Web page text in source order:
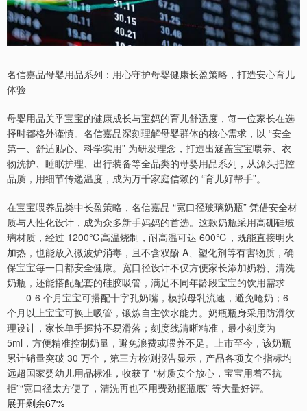
名信嘉品母婴用品系列：用心守护母婴健康长盈策略，打造安心育儿
体验
母婴用品关乎宝宝的健康成长与宝妈的育儿舒适度，每一位家长在选
择时都格外谨慎。名信嘉品深刻理解母婴群体的核心需求，以 “安全
第一、舒适贴心、科学实用” 为研发理念，打造出涵盖宝宝喂养、衣
物洗护、睡眠护理、出行装备等全品类的母婴用品系列，从源头把控
品质，用细节传递温度，成为万千家庭信赖的 “育儿好帮手”。
在宝宝喂养品类中长盈策略，名信嘉品 “宽口径玻璃奶瓶” 凭借安全材
质与人性化设计，成为众多新手妈妈的首选。这款奶瓶采用高硼硅玻
璃材质，经过 1200℃高温烧制，耐高温可达 600℃，既能直接明火
加热，也能放入微波炉消毒，且不含双酚 A、塑化剂等有害物质，确
保宝宝每一口都安全健康。宽口径设计不仅方便家长添加奶粉、清洗
奶瓶，还能搭配配套的硅胶吸管，满足不同年龄段宝宝的饮用需求
——0-6 个月宝宝可搭配十字孔奶嘴，模拟母乳流速，避免呛奶；6
个月以上宝宝可换上吸管，锻炼自主饮水能力。奶瓶瓶身采用防滑纹
理设计，家长单手握持不易滑落；刻度线清晰精准，最小刻度为
5ml，方便精准控制奶量，避免浪费或喂养不足。上市至今，该奶瓶
累计销量突破 30 万个，第三方检测报告显示，产品各项安全指标均
远超国家婴幼儿用品标准，收获了 “材质安全放心，宝宝用着不抗
拒”“宽口径太方便了，清洗再也不用费劲抠瓶底” 等大量好评。
展开剩余67%